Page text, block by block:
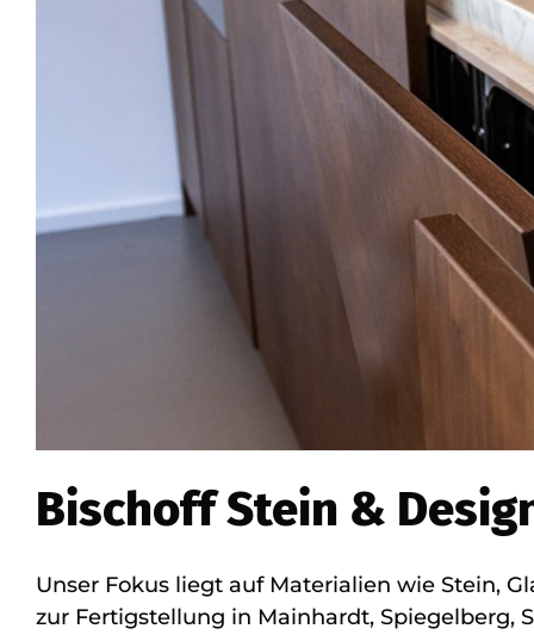
Bischoff Stein &
Unser Fokus liegt auf Materialien wie Stein,
zur Fertigstellung in Mainhardt, Spiegelberg,